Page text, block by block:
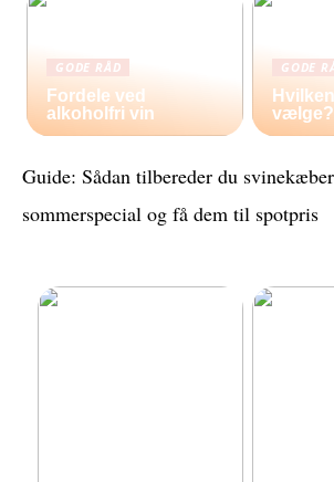
GODE RÅD
Fordele ved
alkoholfri vin
GODE
vælge?
Guide: Sådan tilbereder du
sommerspecial og få dem til spotpris